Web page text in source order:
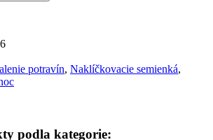
potravín, Naklíčkovacie semienká,
podla kategorie: